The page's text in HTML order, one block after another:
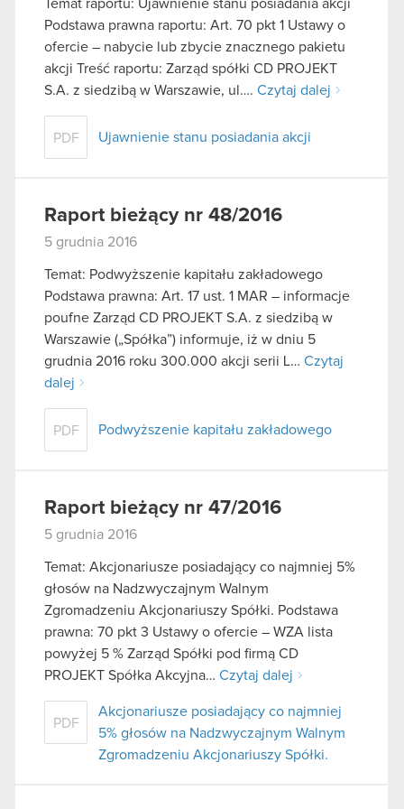
korzystanie z naszej witryny, zgadasz się na
używanie plików cookie.
Temat raportu: Ujawnienie stanu posiadania akcji
Podstawa prawna raportu: Art. 70 pkt 1 Ustawy o
ofercie – nabycie lub zbycie znacznego pakietu
akcji Treść raportu: Zarząd spółki CD PROJEKT
S.A. z siedzibą w Warszawie, ul…. Czytaj dalej
PDF Ujawnienie stanu posiadania akcji
Raport bieżący nr 48/2016
5 grudnia 2016
Temat: Podwyższenie kapitału zakładowego
Podstawa prawna: Art. 17 ust. 1 MAR – informacje
poufne Zarząd CD PROJEKT S.A. z siedzibą w
Warszawie („Spółka”) informuje, iż w dniu 5
grudnia 2016 roku 300.000 akcji serii L… Czytaj
dalej
PDF Podwyższenie kapitału zakładowego
Raport bieżący nr 47/2016
5 grudnia 2016
Temat: Akcjonariusze posiadający co najmniej 5%
głosów na Nadzwyczajnym Walnym
Zgromadzeniu Akcjonariuszy Spółki. Podstawa
prawna: 70 pkt 3 Ustawy o ofercie – WZA lista
powyżej 5 % Zarząd Spółki pod firmą CD
PROJEKT Spółka Akcyjna… Czytaj dalej
PDF
Akcjonariusze posiadający co najmniej
5% głosów na Nadzwyczajnym Walnym
Zgromadzeniu Akcjonariuszy Spółki.